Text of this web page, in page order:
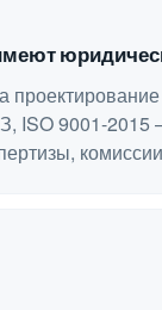
ISO 9001-2015